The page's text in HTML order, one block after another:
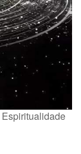
Espiritualidade